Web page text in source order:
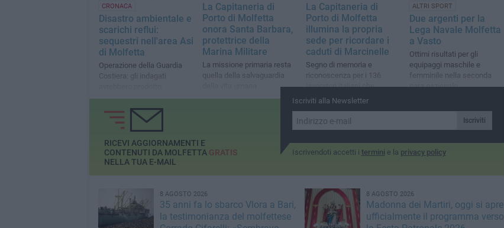
CRONACA
Disastro ambientale e
scarichi reflui:
sequestri nell'area Asi
di Molfetta
Operazione della Guardia
Costiera: gli indagati
inquinamento chimico e
alterazione delle acque
sotterranee e di falda
La Capitaneria di
Porto di Molfetta
onora Santa Barbara,
protettrice della
Marina Militare
La missione primaria resta
quella della salvaguardia
La Capitaneria di
Porto di Molfetta
illumina la propria
sede per ricordare i
caduti di Marcinelle
Segno di memoria e
riconoscenza per i 136
lavoratori italiani che
persero la vita nella tragedia
ALTRI SPORT
Due argenti per la
Lega Navale Molfetta
a Vasto
Ottimi risultati per gli
equipaggi maschile e
femminile nella seconda
gara nazionale
Iscriviti alla Newsletter
Iscriviti
Iscrivendoti accetti i termini e la privacy policy
RICEVI AGGIORNAMENTI E
CONTENUTI DA MOLFETTA GRATIS
NELLA TUA E-MAIL
8 AGOSTO 2026
35 anni fa lo sbarco Vlora a Bari,
la testimonianza del molfettese
8 AGOSTO 2026
Madonna dei Martiri, oggi si apre
ufficialmente il programma verso